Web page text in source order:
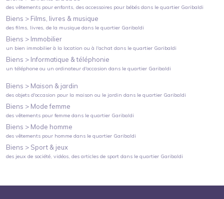
des vêtements pour enfants, des accessoires pour bébés dans le quartier Garibaldi
Biens > Films, livres & musique
des films, livres, de la musique dans le quartier Garibaldi
Biens > Immobilier
un bien immobilier à la location ou à l'achat dans le quartier Garibaldi
Biens > Informatique & téléphonie
un téléphone ou un ordinateur d'occasion dans le quartier Garibaldi
Biens > Maison & jardin
des objets d'occasion pour la maison ou le jardin dans le quartier Garibaldi
Biens > Mode femme
des vêtements pour femme dans le quartier Garibaldi
Biens > Mode homme
des vêtements pour homme dans le quartier Garibaldi
Biens > Sport & jeux
des jeux de société, vidéos, des articles de sport dans le quartier Garibaldi